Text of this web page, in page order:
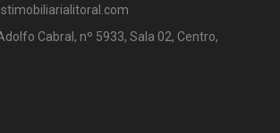
Cabral, nº 5933, Sala 02, Centro,